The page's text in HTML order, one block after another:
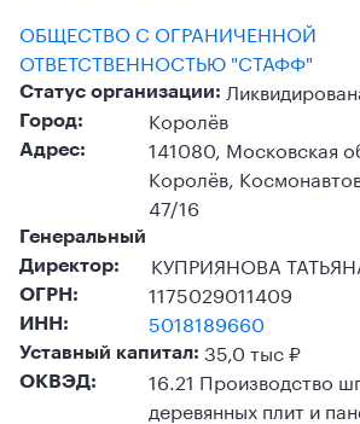
ОБЩЕСТВО С ОГРАНИЧЕННОЙ
ОТВЕТСТВЕННОСТЬЮ "СТАФФ"
Статус организации:
Город: Королёв
Адрес:
141080, Московская
Королёв,
47/16
Генеральный
Директор:
КУПРИЯНОВА
ОГРН: 1175029011409
ИНН: 5018189660
Уставный капитал: 35,0 тыс ₽
ОКВЭД:
16.21 Производство
деревянных плит и